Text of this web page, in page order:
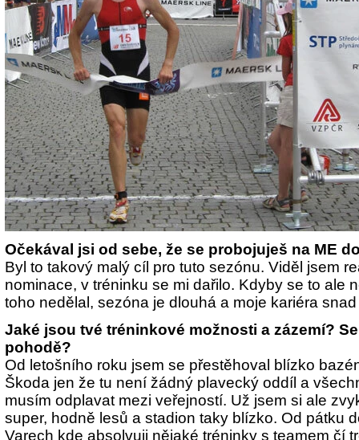
Očekával jsi od sebe, že se probojuješ na ME
Byl to takový malý cíl pro tuto sezónu. Viděl jsem
nominace, v tréninku se mi dařilo. Kdyby se to ale
toho nedělal, sezóna je dlouhá a moje kariéra
Jaké jsou tvé tréninkové možnosti a zázemí?
pohodě?
Od letošního roku jsem se přestěhoval blízko
Škoda jen že tu není žádný plavecký oddíl a
musím odplavat mezi veřejností. Už jsem si ale
super, hodně lesů a stadion taky blízko. Od pátku
Varech kde absolvuji nějaké tréninky s teamem čí